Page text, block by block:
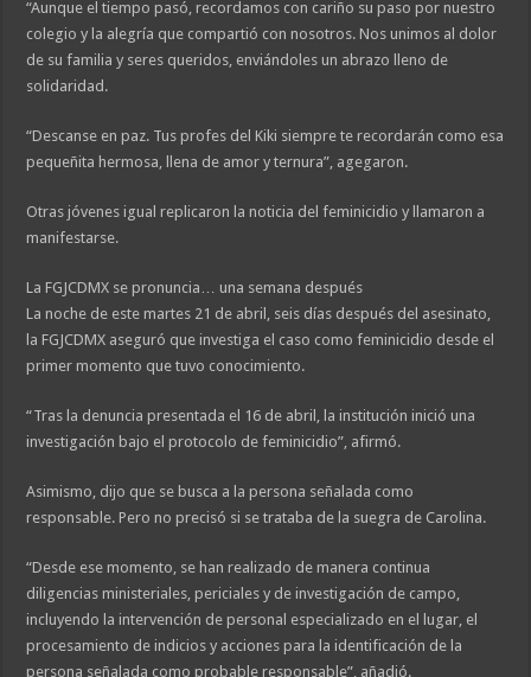
“Aunque el tiempo pasó, recordamos con cariño su paso por nuestro
colegio y la alegría que compartió con nosotros. Nos unimos al dolor
de su familia y seres queridos, enviándoles un abrazo lleno de
solidaridad.
“Descanse en paz. Tus profes del Kiki siempre te recordarán como esa
pequeñita hermosa, llena de amor y ternura”, agegaron.
Otras jóvenes igual replicaron la noticia del feminicidio y llamaron a
manifestarse.
La FGJCDMX se pronuncia… una semana después
La noche de este martes 21 de abril, seis días después del asesinato,
la FGJCDMX aseguró que investiga el caso como feminicidio desde el
primer momento que tuvo conocimiento.
“Tras la denuncia presentada el 16 de abril, la institución inició una
investigación bajo el protocolo de feminicidio”, afirmó.
Asimismo, dijo que se busca a la persona señalada como
responsable. Pero no precisó si se trataba de la suegra de Carolina.
“Desde ese momento, se han realizado de manera continua
diligencias ministeriales, periciales y de investigación de campo,
incluyendo la intervención de personal especializado en el lugar, el
procesamiento de indicios y acciones para la identificación de la
persona señalada como probable responsable”, añadió.